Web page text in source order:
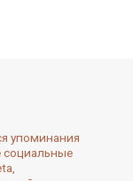
упоминания
социальные